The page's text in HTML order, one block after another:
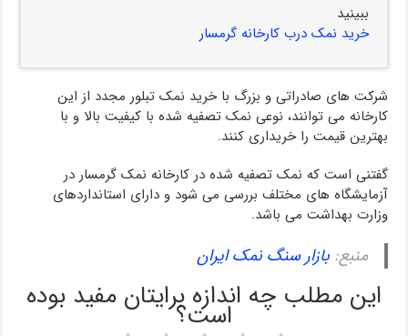
ببینید
خرید نمک درب کارخانه گرمسار
شرکت های صادراتی و بزرگ با خرید نمک تبلور مجدد از این
کارخانه می توانند، نوعی نمک تصفیه شده با کیفیت بالا و با
بهترین قیمت را خریداری کنند.
گفتنی است که نمک تصفیه شده در کارخانه نمک گرمسار در
آزمایشگاه های مختلف بررسی می شود و دارای استانداردهای
وزارت بهداشت می باشد.
منبع:بازار سنگ نمک ایران
این مطلب چه اندازه برایتان مفید بوده
است؟